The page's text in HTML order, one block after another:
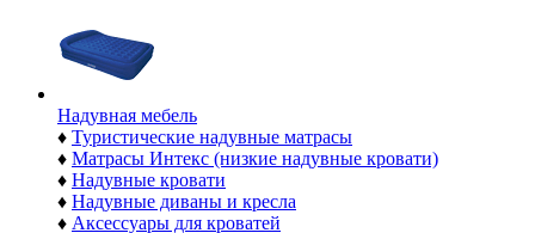
Надувная мебель
♦ Туристические надувные матрасы
♦ Матрасы Интекс (низкие надувные кровати)
♦ Надувные кровати
♦ Надувные диваны и кресла
♦ Аксессуары для кроватей